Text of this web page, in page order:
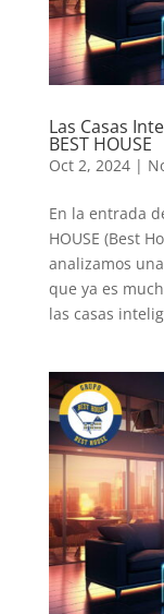
Las Casas
BEST HOUSE
Oct 2, 2024|
En la entrada
HOUSE (Best
analizamos
que ya es
las casas